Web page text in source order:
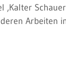
,Kalter
Arbeiten